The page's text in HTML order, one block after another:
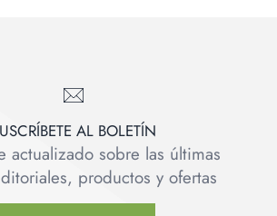
AL BOLETÍN
actualizado sobre las últimas
productos y ofertas